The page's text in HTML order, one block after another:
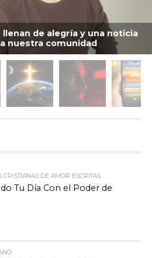
de alegría y una noticia
nuestra comunidad
CRISTIANAS DE AMOR ESCRITAS
Tu Día Con el Poder de